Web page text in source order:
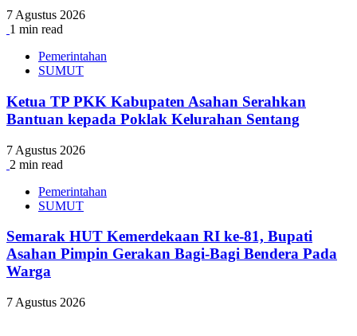
7 Agustus 2026
1 min read
Pemerintahan
SUMUT
Ketua TP PKK Kabupaten Asahan Serahkan
Bantuan kepada Poklak Kelurahan Sentang
7 Agustus 2026
2 min read
Pemerintahan
SUMUT
Semarak HUT Kemerdekaan RI ke-81, Bupati
Asahan Pimpin Gerakan Bagi-Bagi Bendera Pada
Warga
7 Agustus 2026